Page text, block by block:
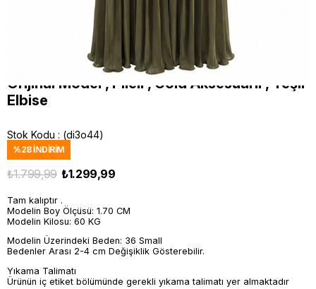
Orijinal Model , Pileli , Gold Aksesuarlı , Yeşil
Elbise
Stok Kodu (di3o44)
%28İNDIRIM
₺1.799,99 ₺1.299,99
Tam kalıptır .
Modelin Boy Ölçüsü: 1.70 CM
Modelin Kilosu: 60 KG
Modelin Üzerindeki Beden: 36 Small
Bedenler Arası 2-4 cm Değişiklik Gösterebilir.
Yıkama Talimatı
Ürünün iç etiket bölümünde gerekli yıkama talimatı yer almaktadır